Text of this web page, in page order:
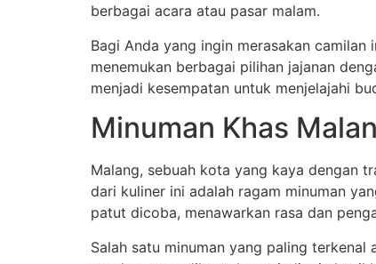
berbagai acara atau pasar malam.
Bagi Anda yang ingin merasakan
menemukan berbagai pilihan jajanan
menjadi kesempatan untuk menjelajahi
Minuman Khas
Malang, sebuah kota yang kaya dengan
dari kuliner ini adalah ragam minuman
patut dicoba, menawarkan rasa dan
Salah satu minuman yang paling